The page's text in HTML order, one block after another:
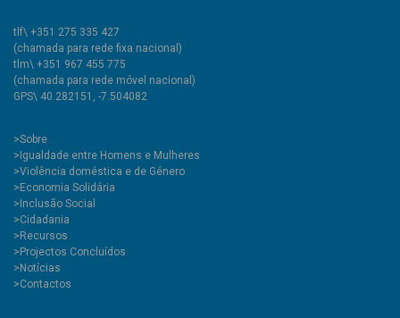
tlf\ +351 275 335 427
(chamada para rede fixa nacional)
tlm\ +351 967 455 775
(chamada para rede móvel nacional)
GPS\ 40.282151, -7.504082
>Sobre
>Igualdade entre Homens e Mulheres
>Violência doméstica e de Género
>Economia Solidária
>Inclusão Social
>Cidadania
>Recursos
>Projectos Concluídos
>Notícias
>Contactos